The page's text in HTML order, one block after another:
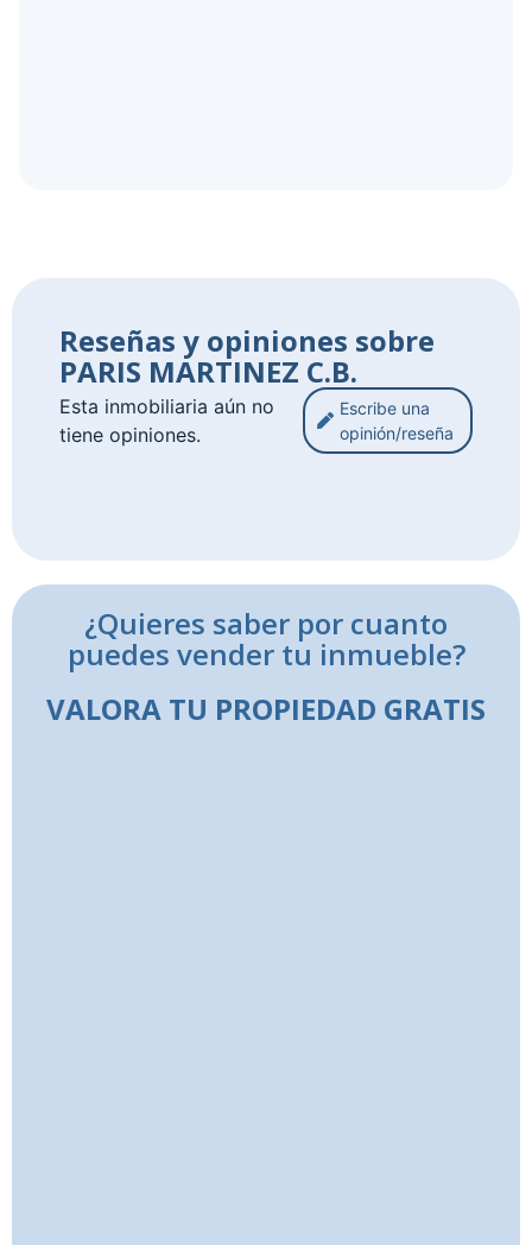
Reseñas y opiniones sobre
PARIS MARTINEZ C.B.
Esta inmobiliaria aún no
tiene opiniones.
Escribe una
opinión/reseña
¿Quieres saber por cuanto
puedes vender tu inmueble?
VALORA TU PROPIEDAD GRATIS